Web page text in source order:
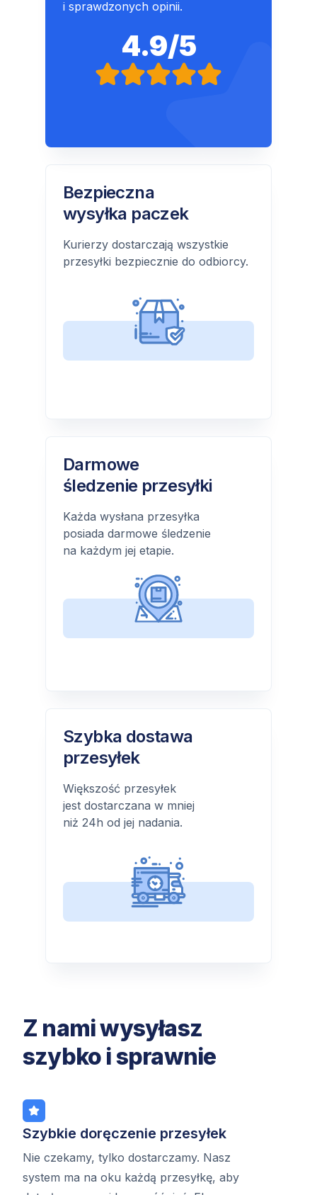
i sprawdzonych opinii.
4.9/5
Bezpieczna
wysyłka paczek
Kurierzy dostarczają wszystkie
przesyłki bezpiecznie do odbiorcy.
Darmowe
śledzenie przesyłki
Każda wysłana przesyłka
posiada darmowe śledzenie
na każdym jej etapie.
Szybka dostawa
przesyłek
Większość przesyłek
jest dostarczana w mniej
niż 24h od jej nadania.
Z nami wysyłasz
szybko i sprawnie
Szybkie doręczenie przesyłek
Nie czekamy, tylko dostarczamy. Nasz
system ma na oku każdą przesyłkę, aby